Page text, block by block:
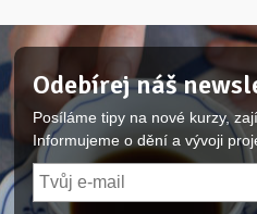
Odebírej náš
Posíláme tipy na nové kurzy,
Informujeme o dění a vývoji